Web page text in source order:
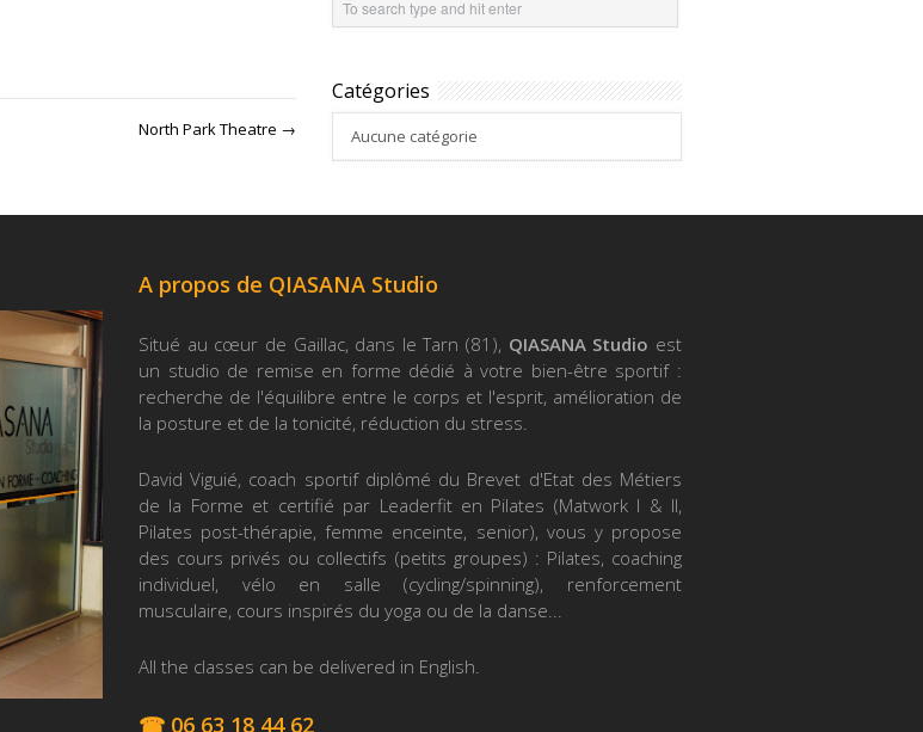
North Park Theatre →
Catégories
Aucune catégorie
A propos de QIASANA Studio
Situé au cœur de Gaillac, dans le Tarn (81), QIASANA Studio est
un studio de remise en forme dédié à votre bien-être sportif :
recherche de l'équilibre entre le corps et l'esprit, amélioration de
la posture et de la tonicité, réduction du stress.
David Viguié, coach sportif diplômé du Brevet d'Etat des Métiers
de la Forme et certifié par Leaderfit en Pilates (Matwork I & II,
Pilates post-thérapie, femme enceinte, senior), vous y propose
des cours privés ou collectifs (petits groupes) : Pilates, coaching
individuel, vélo en salle (cycling/spinning), renforcement
musculaire, cours inspirés du yoga ou de la danse...
All the classes can be delivered in English.
☎ 06 63 18 44 62